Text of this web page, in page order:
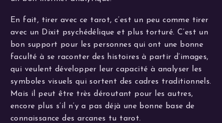
En fait, tirer avec ce tarot, c’est un peu comme tirer
avec un Dixit psychédélique et plus torturé. C’est un
bon support pour les personnes qui ont une bonne
faculté à se raconter des histoires à partir d’images,
qui veulent développer leur capacité à analyser les
symboles visuels qui sortent des cadres traditionnels.
Mais il peut être très déroutant pour les autres,
encore plus s’il n’y a pas déjà une bonne base de
connaissance des arcanes tu tarot.